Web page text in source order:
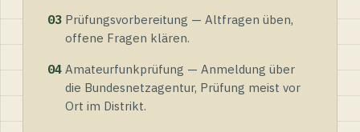
03 Prüfungsvorbereitung — Altfragen üben,
offene Fragen klären.
04 Amateurfunkprüfung — Anmeldung über
die Bundesnetzagentur, Prüfung meist vor
Ort im Distrikt.